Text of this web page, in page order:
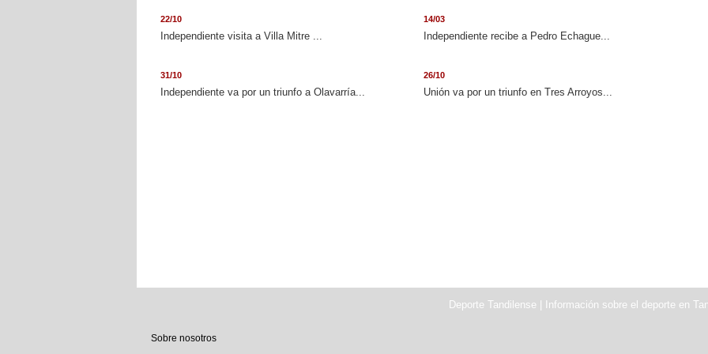
22/10
Independiente visita a Villa Mitre ...
14/03
Independiente recibe a Pedro Echague...
31/10
Independiente va por un triunfo a Olavarría...
26/10
Unión va por un triunfo en Tres Arroyos...
Deporte Tandilense | Información sobre el deporte en
Sobre nosotros